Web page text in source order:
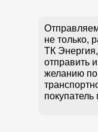
не только,
ТК
отправить
желанию